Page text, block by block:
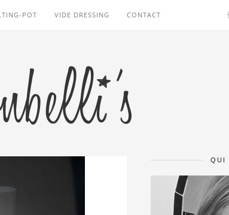
POT VIDE DRESSING CONTACT
QUI